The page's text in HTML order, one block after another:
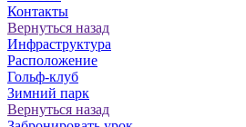
Контакты
Вернуться назад
Инфраструктура
Расположение
Гольф-клуб
Зимний парк
Вернуться назад